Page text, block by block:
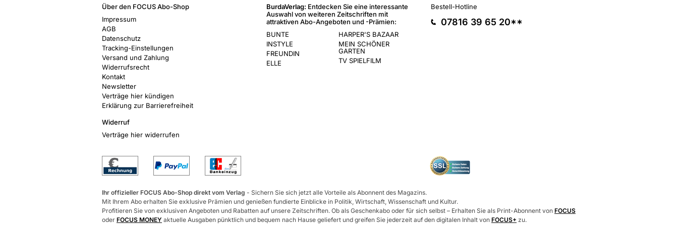
Über den FOCUS Abo-Shop
Impressum
AGB
Datenschutz
Tracking-Einstellungen
Versand und Zahlung
Widerrufsrecht
Kontakt
Newsletter
Verträge hier kündigen
Erklärung zur Barrierefreiheit
Widerruf
Verträge hier widerrufen
BurdaVerlag: Entdecken Sie eine interessante
Auswahl von weiteren Zeitschriften mit
attraktiven Abo-Angeboten und -Prämien:
BUNTE
INSTYLE
FREUNDIN
ELLE
HARPER'S BAZAAR
MEIN SCHÖNER
GARTEN
TV SPIELFILM
Bestell-Hotline
07816 39 65 20**
Ihr offizieller FOCUS Abo-Shop direkt vom Verlag - Sichern Sie sich jetzt alle Vorteile als Abonnent des Magazins.
Mit Ihrem Abo erhalten Sie exklusive Prämien und genießen fundierte Einblicke in Politik, Wirtschaft, Wissenschaft und Kultur.
Profitieren Sie von exklusiven Angeboten und Rabatten auf unsere Zeitschriften. Ob als Geschenkabo oder für sich selbst – Erhalten Sie als Print-Abonnent von FOCUS
oder FOCUS MONEY aktuelle Ausgaben pünktlich und bequem nach Hause geliefert und greifen Sie jederzeit auf den digitalen Inhalt von FOCUS+ zu.